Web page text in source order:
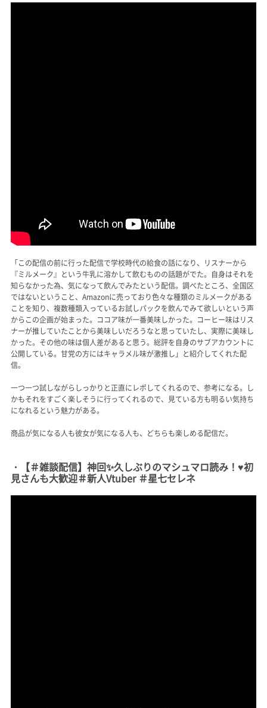
「この配信の前に行った配信で学校時代の給食の話になり、リスナーから
『ミルメーク』という牛乳に溶かして飲むものの話題がでた。自身はそれを
知らなかった為、気になって飲んでみたという配信。調べたところ、全国区
ではないということ、Amazonに売っており色々な種類のミルメークがある
ことを知り、複数種類入っているお試しパックを飲んでみて欲しいという声
からこの企画が始まった。ココア味が一番美味しかった。コーヒー味はリス
ナーが推していたことから美味しいだろうなと思っていたし、実際に美味し
かった。その他の味は個人差があると思う。総評を自身のサブアカウントに
公開している。甘党の方にはキャラメル味が激推し」と紹介してくれた配
信。
一つ一つ試しながらしっかりと正直にレポしてくれるので、参考になる。し
かもそれをすごく楽しそうに行ってくれるので、見ている方も明るい気持ち
になれるという魅力がある。
商品が気になる人も彼女が気になる人も、どちらも楽しめる配信だ。
・【＃雑談配信】神回✨久しぶりのマシュマロ読み！♥初
見さんも大歓迎＃新人Vtuber ＃星七セレネ